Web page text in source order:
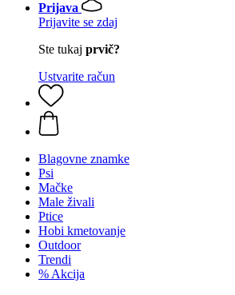
Prijava
Prijavite se zdaj
Ste tukaj prvič?
Ustvarite račun
Blagovne znamke
Psi
Mačke
Male živali
Ptice
Hobi kmetovanje
Outdoor
Trendi
% Akcija